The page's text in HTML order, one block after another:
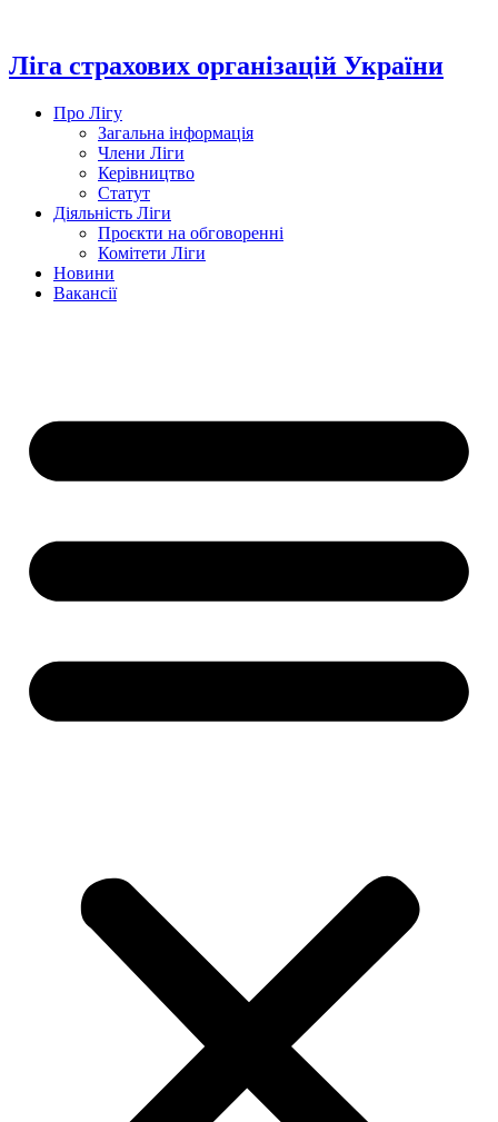
вмісту
Ліга страхових організацій України
Про Лігу
Загальна інформація
Члени Ліги
Керівництво
Статут
Діяльність Ліги
Проєкти на обговоренні
Комітети Ліги
Новини
Вакансії